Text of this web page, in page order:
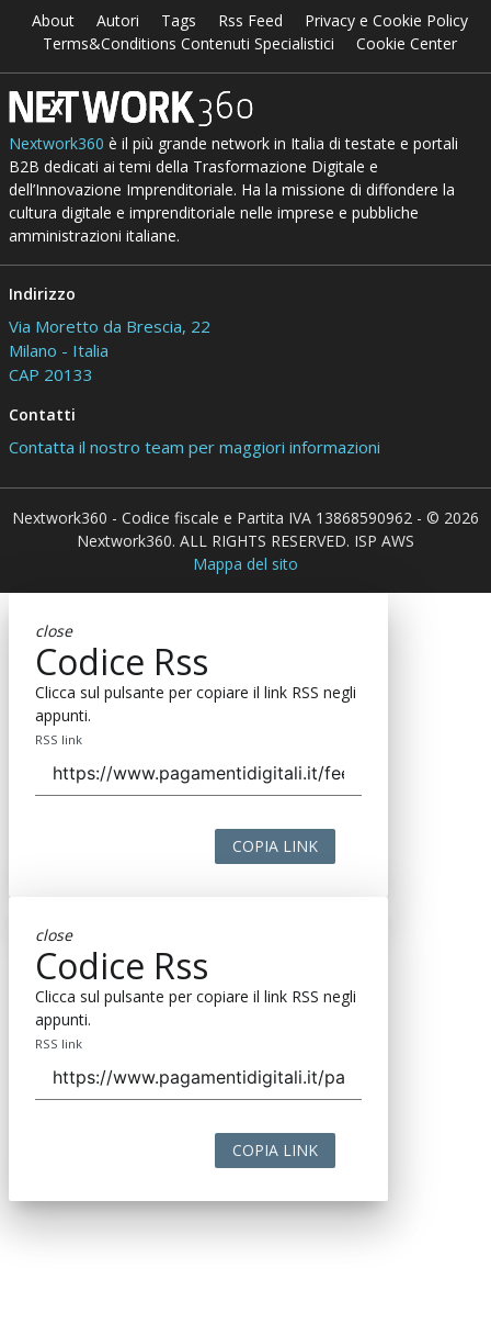
About Autori Tags Rss Feed
Privacy e Cookie Policy
Terms&Conditions Contenuti Specialistici
Cookie Center
Nextwork360 è il più grande network in Italia di testate e portali
B2B dedicati ai temi della Trasformazione Digitale e
dell’Innovazione Imprenditoriale. Ha la missione di diffondere la
cultura digitale e imprenditoriale nelle imprese e pubbliche
amministrazioni italiane.
Indirizzo
Via Moretto da Brescia, 22
Milano - Italia
CAP 20133
Contatti
Contatta il nostro team per maggiori informazioni
Nextwork360 - Codice fiscale e Partita IVA 13868590962 - © 2026
Nextwork360. ALL RIGHTS RESERVED. ISP AWS
Mappa del sito
close
Codice Rss
Clicca sul pulsante per copiare il link RSS negli
appunti.
RSS link
COPIA LINK
close
Codice Rss
Clicca sul pulsante per copiare il link RSS negli
appunti.
RSS link
COPIA LINK